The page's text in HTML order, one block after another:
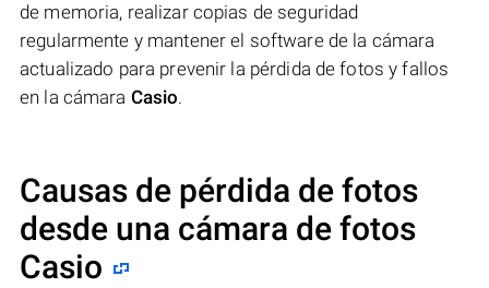
de memoria, realizar copias de seguridad
regularmente y mantener el software de la cámara
actualizado para prevenir la pérdida de fotos y fallos
en la cámara Casio.
Causas de pérdida de fotos
desde una cámara de fotos
Casio